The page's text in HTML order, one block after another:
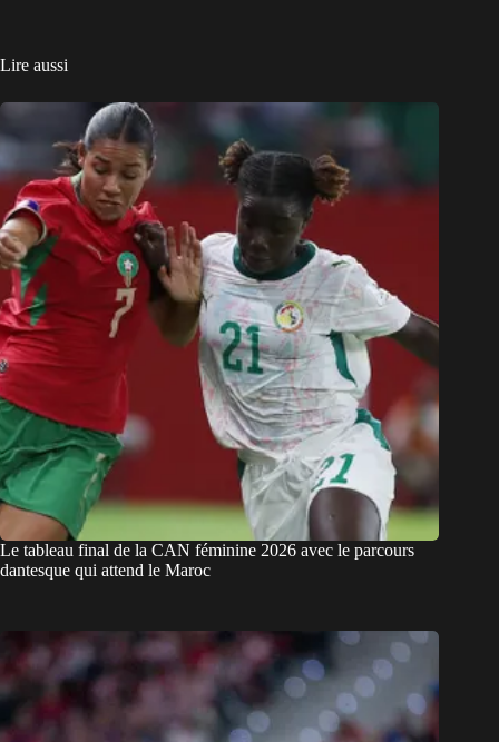
Lire aussi
Le tableau final de la CAN féminine 2026 avec le parcours
dantesque qui attend le Maroc